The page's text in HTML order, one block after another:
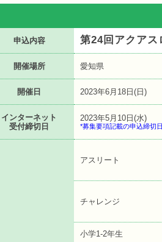
申込内容 第24回アクア
開催場所 愛知県
開催日 2023年6月18日(日)
インターネット
受付締切日
2023年5月10日(水)
*募集要項記載の申込締切
アスリート
チャレンジ
小学1-2年生